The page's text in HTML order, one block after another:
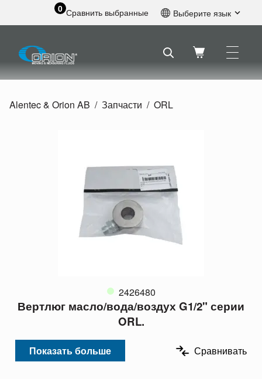
0 Сравнить выбранные Выберите язык
Шведский
Голландский
Alentec & Orion AB Запчасти ORL
2426480
Вертлюг масло/вода/воздух G1/2" серии
ORL.
Показать больше Сравнивать